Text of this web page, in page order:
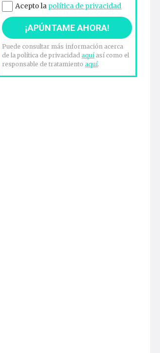
Acepto la política de privacidad
Puede consultar más información acerca
de la política de privacidadaquíasí como el
responsable de tratamientoaquí.